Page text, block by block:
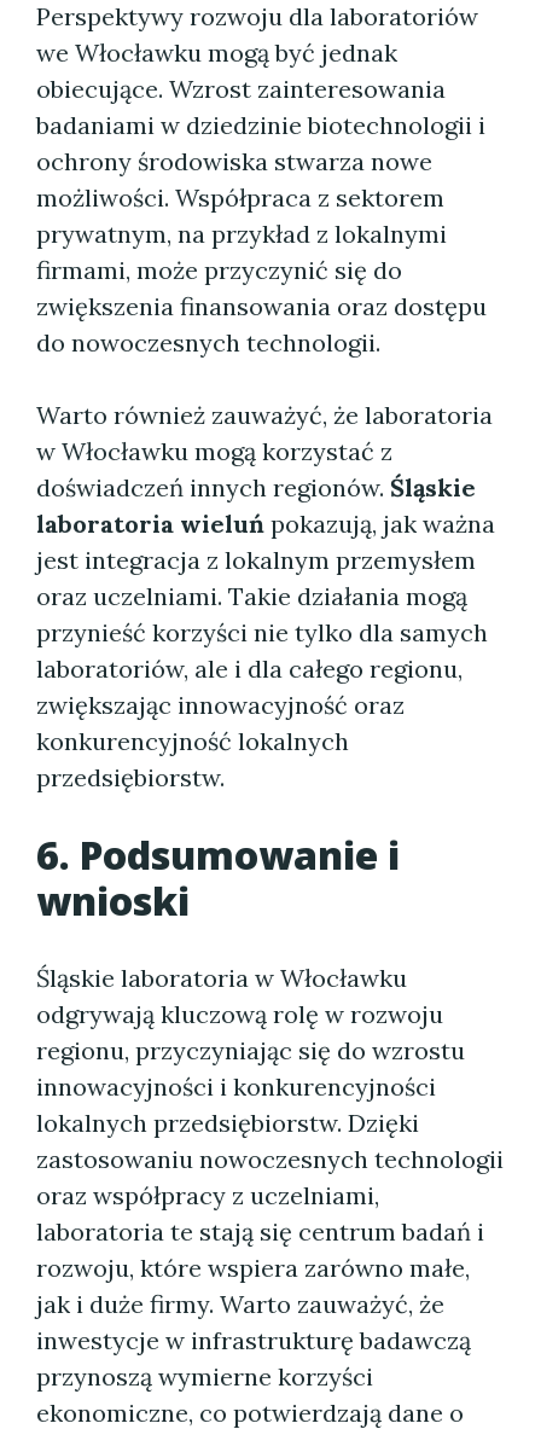
Perspektywy rozwoju dla laboratoriów
we Włocławku mogą być jednak
obiecujące. Wzrost zainteresowania
badaniami w dziedzinie biotechnologii i
ochrony środowiska stwarza nowe
możliwości. Współpraca z sektorem
prywatnym, na przykład z lokalnymi
firmami, może przyczynić się do
zwiększenia finansowania oraz dostępu
do nowoczesnych technologii.
Warto również zauważyć, że laboratoria
w Włocławku mogą korzystać z
doświadczeń innych regionów. Śląskie
laboratoria wieluń pokazują, jak ważna
jest integracja z lokalnym przemysłem
oraz uczelniami. Takie działania mogą
przynieść korzyści nie tylko dla samych
laboratoriów, ale i dla całego regionu,
zwiększając innowacyjność oraz
konkurencyjność lokalnych
przedsiębiorstw.
6. Podsumowanie i
wnioski
Śląskie laboratoria w Włocławku
odgrywają kluczową rolę w rozwoju
regionu, przyczyniając się do wzrostu
innowacyjności i konkurencyjności
lokalnych przedsiębiorstw. Dzięki
zastosowaniu nowoczesnych technologii
oraz współpracy z uczelniami,
laboratoria te stają się centrum badań i
rozwoju, które wspiera zarówno małe,
jak i duże firmy. Warto zauważyć, że
inwestycje w infrastrukturę badawczą
przynoszą wymierne korzyści
ekonomiczne, co potwierdzają dane o